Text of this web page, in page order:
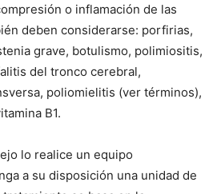
o inflamación de las
deben considerarse: porfirias,
grave, botulismo, polimiositis,
del tronco cerebral,
poliomielitis (ver términos),
B1.
lo realice un equipo
a su disposición una unidad de